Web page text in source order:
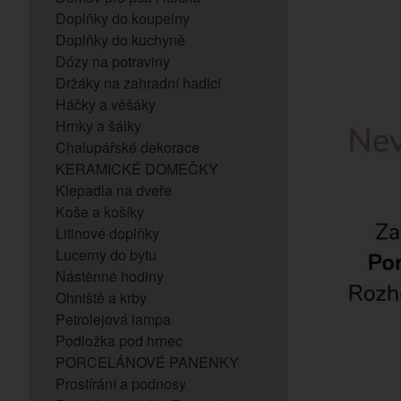
Doplňky do koupelny
Doplňky do kuchyně
Dózy na potraviny
Držáky na zahradní hadici
Háčky a věšáky
Hrnky a šálky
Chalupářské dekorace
KERAMICKÉ DOMEČKY
Klepadla na dveře
Koše a košíky
Litinové doplňky
Lucerny do bytu
Nástěnné hodiny
Ohniště a krby
Petrolejová lampa
Podložka pod hrnec
PORCELÁNOVÉ PANENKY
Prostírání a podnosy